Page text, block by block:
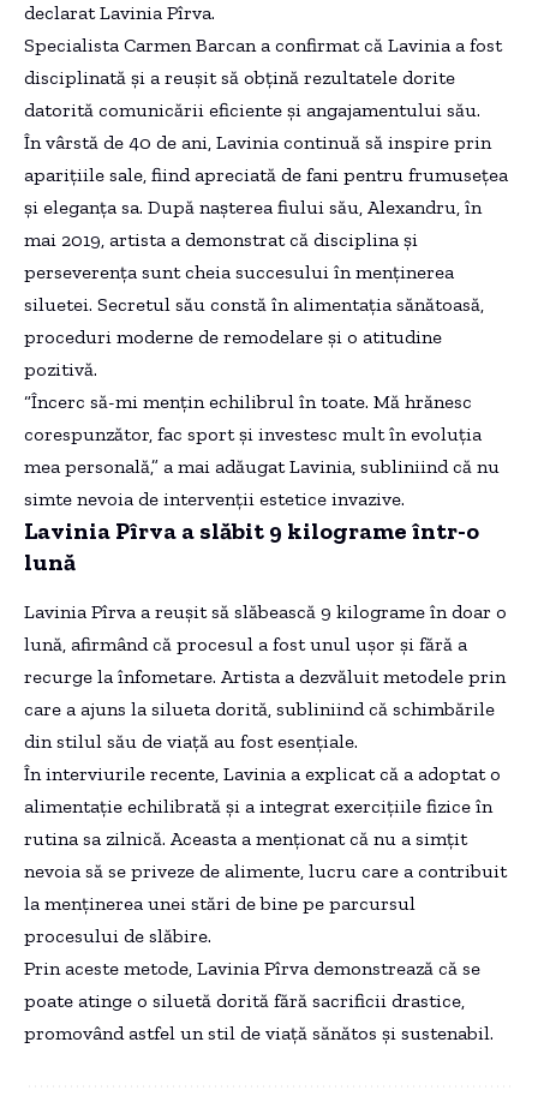
declarat Lavinia Pîrva.
Specialista Carmen Barcan a confirmat că Lavinia a fost
disciplinată și a reușit să obțină rezultatele dorite
datorită comunicării eficiente și angajamentului său.
În vârstă de 40 de ani, Lavinia continuă să inspire prin
aparițiile sale, fiind apreciată de fani pentru frumusețea
și eleganța sa. După nașterea fiului său, Alexandru, în
mai 2019, artista a demonstrat că disciplina și
perseverența sunt cheia succesului în menținerea
siluetei. Secretul său constă în alimentația sănătoasă,
proceduri moderne de remodelare și o atitudine
pozitivă.
“Încerc să-mi mențin echilibrul în toate. Mă hrănesc
corespunzător, fac sport și investesc mult în evoluția
mea personală,” a mai adăugat Lavinia, subliniind că nu
simte nevoia de intervenții estetice invazive.
Lavinia Pîrva a slăbit 9 kilograme într-o
lună
Lavinia Pîrva a reușit să slăbească 9 kilograme în doar o
lună, afirmând că procesul a fost unul ușor și fără a
recurge la înfometare. Artista a dezvăluit metodele prin
care a ajuns la silueta dorită, subliniind că schimbările
din stilul său de viață au fost esențiale.
În interviurile recente, Lavinia a explicat că a adoptat o
alimentație echilibrată și a integrat exercițiile fizice în
rutina sa zilnică. Aceasta a menționat că nu a simțit
nevoia să se priveze de alimente, lucru care a contribuit
la menținerea unei stări de bine pe parcursul
procesului de slăbire.
Prin aceste metode, Lavinia Pîrva demonstrează că se
poate atinge o siluetă dorită fără sacrificii drastice,
promovând astfel un stil de viață sănătos și sustenabil.